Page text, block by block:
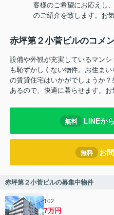
客様のご希望にお応えし
のご紹介を致します。お
赤坪第２小菅ビルのコメ
設備や外観が充実しているマン
も恥ずかしくない物件。お住ま
の賃貸住宅はいかがでしょうか
あるので、快適に暮らせます。お
無料 LINEか
無料 お
赤坪第２小菅ビルの募集中物件
102
7万円